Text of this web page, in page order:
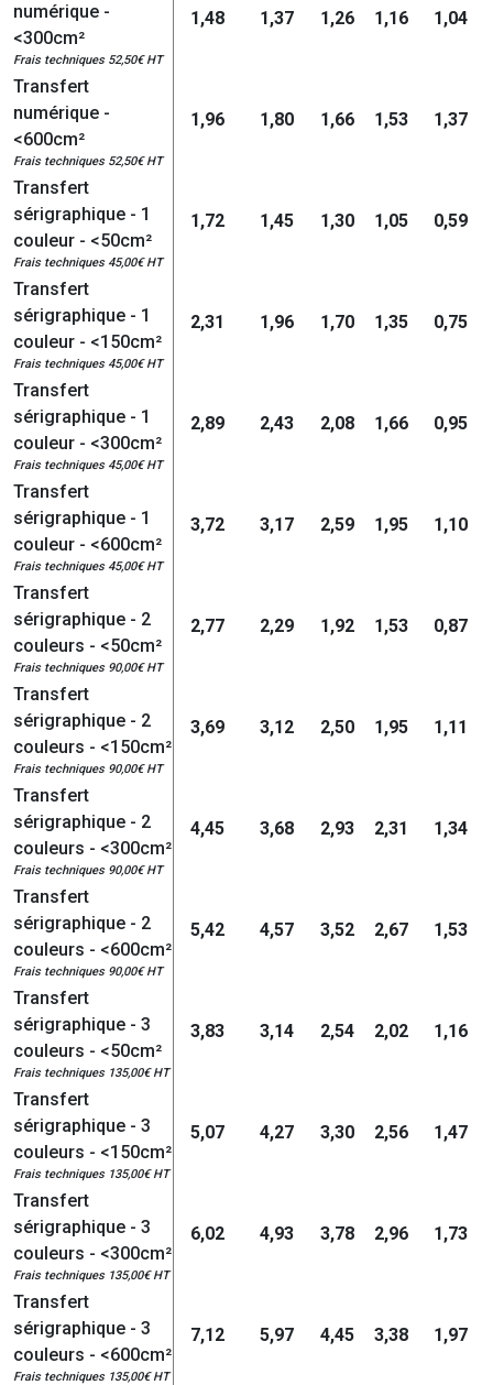
numérique -
<300cm²
Frais techniques 52,50€ HT
1,48 1,37 1,26 1,16 1,04
Transfert
numérique -
<600cm²
Frais techniques 52,50€ HT
1,96 1,80 1,66 1,53 1,37
Transfert
sérigraphique - 1
couleur - <50cm²
Frais techniques 45,00€ HT
1,72 1,45 1,30 1,05 0,59
Transfert
sérigraphique - 1
couleur - <150cm²
Frais techniques 45,00€ HT
2,31 1,96 1,70 1,35 0,75
Transfert
sérigraphique - 1
couleur - <300cm²
Frais techniques 45,00€ HT
2,89 2,43 2,08 1,66 0,95
Transfert
sérigraphique - 1
couleur - <600cm²
Frais techniques 45,00€ HT
3,72 3,17 2,59 1,95 1,10
Transfert
sérigraphique - 2
couleurs - <50cm²
Frais techniques 90,00€ HT
2,77 2,29 1,92 1,53 0,87
Transfert
sérigraphique - 2
couleurs - <150cm²
Frais techniques 90,00€ HT
3,69 3,12 2,50 1,95 1,11
Transfert
sérigraphique - 2
couleurs - <300cm²
Frais techniques 90,00€ HT
4,45 3,68 2,93 2,31 1,34
Transfert
sérigraphique - 2
couleurs - <600cm²
Frais techniques 90,00€ HT
5,42 4,57 3,52 2,67 1,53
Transfert
sérigraphique - 3
couleurs - <50cm²
Frais techniques 135,00€ HT
3,83 3,14 2,54 2,02 1,16
Transfert
sérigraphique - 3
couleurs - <150cm²
Frais techniques 135,00€ HT
5,07 4,27 3,30 2,56 1,47
Transfert
sérigraphique - 3
couleurs - <300cm²
Frais techniques 135,00€ HT
6,02 4,93 3,78 2,96 1,73
Transfert
sérigraphique - 3
couleurs - <600cm²
Frais techniques 135,00€ HT
7,12 5,97 4,45 3,38 1,97